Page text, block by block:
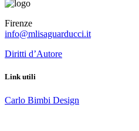
Firenze
info@mlisaguarducci.it
Diritti d’Autore
Link utili
Carlo Bimbi Design